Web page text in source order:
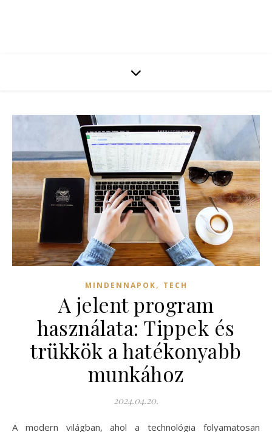
MINDENNAPOK, TECH
A jelent program
használata: Tippek és
trükkök a hatékonyabb
munkához
2024.04.20.
A modern világban, ahol a technológia folyamatosan